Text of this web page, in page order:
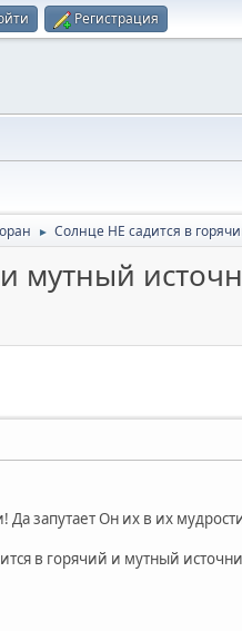
Регистрация
► Солнце НЕ садится в
мутный
Да запутает Он их в их
в горячий и мутный